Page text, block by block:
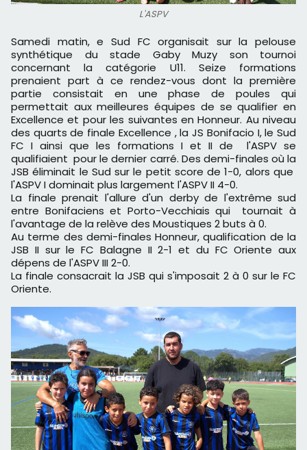
L'ASPV
Samedi matin, e Sud FC organisait sur la pelouse
synthétique du stade Gaby Muzy son tournoi
concernant la catégorie U11. Seize formations
prenaient part à ce rendez-vous dont la première
partie consistait en une phase de poules qui
permettait aux meilleures équipes de se qualifier en
Excellence et pour les suivantes en Honneur. Au niveau
des quarts de finale Excellence , la JS Bonifacio I, le Sud
FC I ainsi que les formations I et II de l'ASPV se
qualifiaient pour le dernier carré. Des demi-finales où la
JSB éliminait le Sud sur le petit score de 1-0, alors que
l'ASPV I dominait plus largement l'ASPV II 4-0.
La finale prenait l'allure d'un derby de l'extrême sud
entre Bonifaciens et Porto-Vecchiais qui tournait à
l'avantage de la relève des Moustiques 2 buts à 0.
Au terme des demi-finales Honneur, qualification de la
JSB II sur le FC Balagne II 2-1 et du FC Oriente aux
dépens de l'ASPV III 2-0.
La finale consacrait la JSB qui s'imposait 2 à 0 sur le FC
Oriente.